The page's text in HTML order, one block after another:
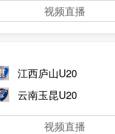
视频直播
江西庐山U20
云南玉昆U20
视频直播